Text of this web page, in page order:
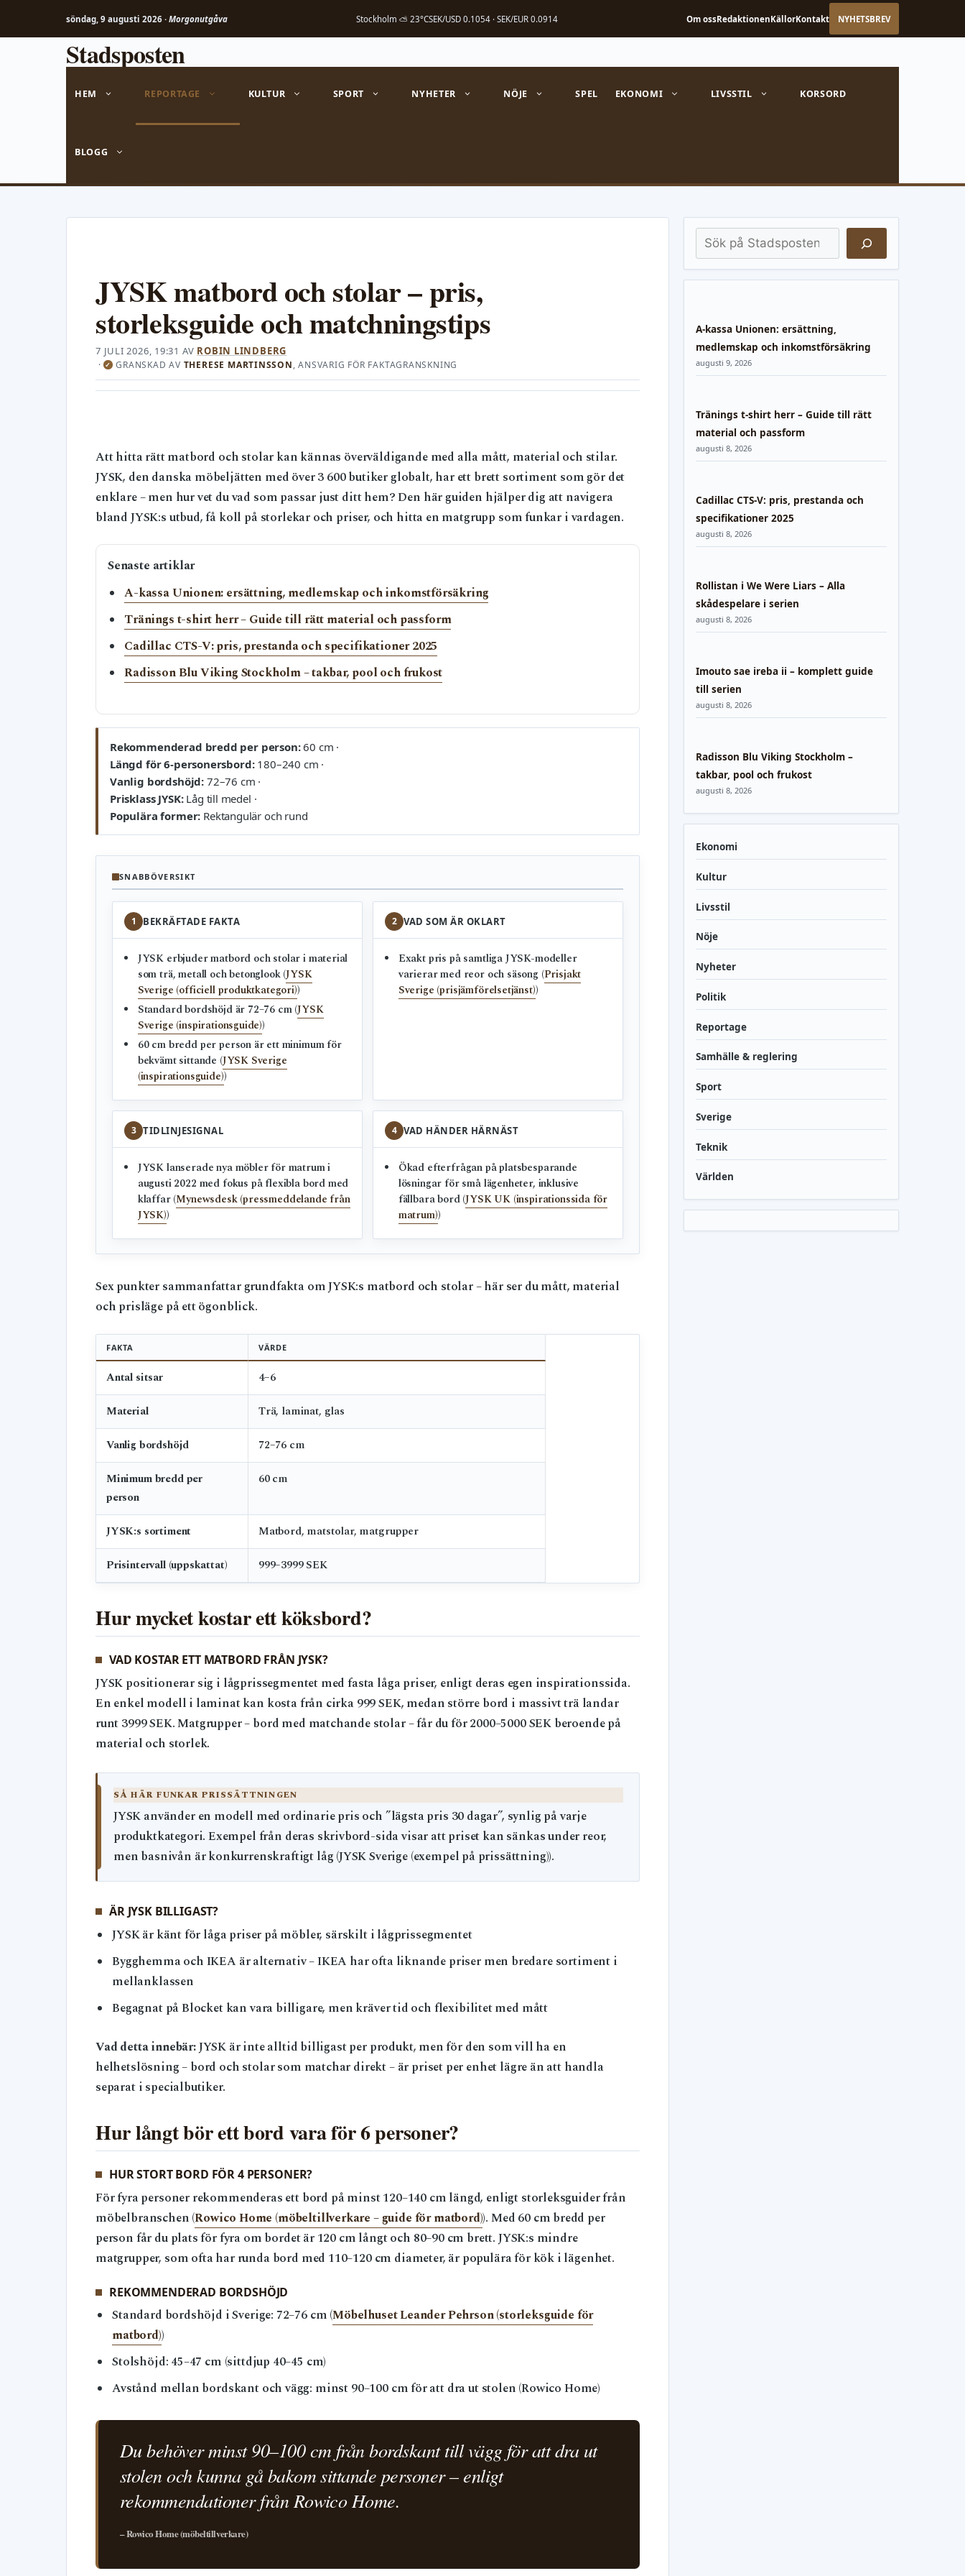
söndag, 9 augusti 2026 · Morgonutgåva Stockholm ⛅ 23°CSEK/USD 0.1054 · SEK/EUR 0.0914 Om ossRedaktionenKällorKontakt NYHETSBREV
Stadsposten
HEM REPORTAGE KULTUR SPORT NYHETER NÖJE SPEL EKONOMI LIVSSTIL KORSORD
BLOGG
JYSK matbord och stolar – pris,
storleksguide och matchningstips
7 JULI 2026, 19:31 AV ROBIN LINDBERG
·✓ GRANSKAD AV THERESE MARTINSSON, ANSVARIG FÖR FAKTAGRANSKNING
Att hitta rätt matbord och stolar kan kännas överväldigande med alla mått, material och stilar.
JYSK, den danska möbeljätten med över 3 600 butiker globalt, har ett brett sortiment som gör det
enklare – men hur vet du vad som passar just ditt hem? Den här guiden hjälper dig att navigera
bland JYSK:s utbud, få koll på storlekar och priser, och hitta en matgrupp som funkar i vardagen.
Senaste artiklar
A-kassa Unionen: ersättning, medlemskap och inkomstförsäkring
Tränings t-shirt herr – Guide till rätt material och passform
Cadillac CTS-V: pris, prestanda och specifikationer 2025
Radisson Blu Viking Stockholm – takbar, pool och frukost
Rekommenderad bredd per person:60 cm ·
Längd för 6-personersbord:180–240 cm ·
Vanlig bordshöjd: 72–76 cm ·
Prisklass JYSK:Låg till medel ·
Populära former: Rektangulär och rund
SNABBÖVERSIKT
1 BEKRÄFTADE FAKTA
JYSK erbjuder matbord och stolar i material
som trä, metall och betonglook (JYSK
Sverige (officiell produktkategori))
Standard bordshöjd är 72–76 cm (JYSK
Sverige (inspirationsguide))
60 cm bredd per person är ett minimum för
bekvämt sittande (JYSK Sverige
(inspirationsguide))
2 VAD SOM ÄR OKLART
Exakt pris på samtliga JYSK-modeller
varierar med reor och säsong (Prisjakt
Sverige (prisjämförelsetjänst))
3 TIDLINJESIGNAL
JYSK lanserade nya möbler för matrum i
augusti 2022 med fokus på flexibla bord med
klaffar (Mynewsdesk (pressmeddelande från
JYSK))
4 VAD HÄNDER HÄRNÄST
Ökad efterfrågan på platsbesparande
lösningar för små lägenheter, inklusive
fällbara bord (JYSK UK (inspirationssida för
matrum))
Sex punkter sammanfattar grundfakta om JYSK:s matbord och stolar – här ser du mått, material
och prisläge på ett ögonblick.
FAKTA VÄRDE
Antal sitsar 4–6
Material Trä, laminat, glas
Vanlig bordshöjd 72–76 cm
Minimum bredd per
person
60 cm
JYSK:s sortiment Matbord, matstolar, matgrupper
Prisintervall (uppskattat) 999–3999 SEK
Hur mycket kostar ett köksbord?
VAD KOSTAR ETT MATBORD FRÅN JYSK?
JYSK positionerar sig i lågprissegmentet med fasta låga priser, enligt deras egen inspirationssida.
En enkel modell i laminat kan kosta från cirka 999 SEK, medan större bord i massivt trä landar
runt 3999 SEK. Matgrupper – bord med matchande stolar – får du för 2000–5000 SEK beroende på
material och storlek.
SÅ HÄR FUNKAR PRISSÄTTNINGEN
JYSK använder en modell med ordinarie pris och ”lägsta pris 30 dagar”, synlig på varje
produktkategori. Exempel från deras skrivbord-sida visar att priset kan sänkas under reor,
men basnivån är konkurrenskraftigt låg (JYSK Sverige (exempel på prissättning)).
ÄR JYSK BILLIGAST?
JYSK är känt för låga priser på möbler, särskilt i lågprissegmentet
Bygghemma och IKEA är alternativ – IKEA har ofta liknande priser men bredare sortiment i
mellanklassen
Begagnat på Blocket kan vara billigare, men kräver tid och flexibilitet med mått
Vad detta innebär:JYSK är inte alltid billigast per produkt, men för den som vill ha en
helhetslösning – bord och stolar som matchar direkt – är priset per enhet lägre än att handla
separat i specialbutiker.
Hur långt bör ett bord vara för 6 personer?
HUR STORT BORD FÖR 4 PERSONER?
För fyra personer rekommenderas ett bord på minst 120–140 cm längd, enligt storleksguider från
möbelbranschen (Rowico Home (möbeltillverkare – guide för matbord)). Med 60 cm bredd per
person får du plats för fyra om bordet är 120 cm långt och 80–90 cm brett. JYSK:s mindre
matgrupper, som ofta har runda bord med 110–120 cm diameter, är populära för kök i lägenhet.
REKOMMENDERAD BORDSHÖJD
Standard bordshöjd i Sverige: 72–76 cm (Möbelhuset Leander Pehrson (storleksguide för
matbord))
Stolshöjd: 45–47 cm (sittdjup 40–45 cm)
Avstånd mellan bordskant och vägg: minst 90–100 cm för att dra ut stolen (Rowico Home)
Du behöver minst 90–100 cm från bordskant till vägg för att dra ut
stolen och kunna gå bakom sittande personer – enligt
rekommendationer från Rowico Home.
– Rowico Home (möbeltillverkare)
Sök
A-kassa Unionen: ersättning,
medlemskap och inkomstförsäkring
augusti 9, 2026
Tränings t-shirt herr – Guide till rätt
material och passform
augusti 8, 2026
Cadillac CTS-V: pris, prestanda och
specifikationer 2025
augusti 8, 2026
Rollistan i We Were Liars – Alla
skådespelare i serien
augusti 8, 2026
Imouto sae ireba ii – komplett guide
till serien
augusti 8, 2026
Radisson Blu Viking Stockholm –
takbar, pool och frukost
augusti 8, 2026
Ekonomi
Kultur
Livsstil
Nöje
Nyheter
Politik
Reportage
Samhälle & reglering
Sport
Sverige
Teknik
Världen